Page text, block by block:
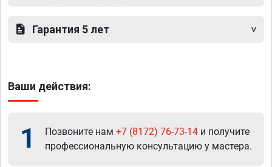
Гарантия 5 лет
Ваши действия:
1 Позвоните нам +7 (8172) 76-73-14 и получите
профессиональную консультацию у мастера.